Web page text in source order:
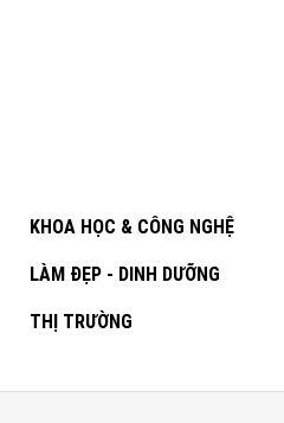
KHOA HỌC & CÔNG NGHỆ
LÀM ĐẸP - DINH DƯỠNG
THỊ TRƯỜNG